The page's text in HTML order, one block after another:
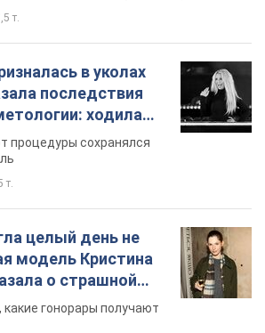
т.
в уколах
последствия
ходила
процедуры сохранялся
т.
целый день не
модель Кристина
о страшной
карьеры
гонорары получают